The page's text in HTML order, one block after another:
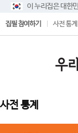
이 누리집은 대한
집필 참여하기 사전 통계
사전 통계